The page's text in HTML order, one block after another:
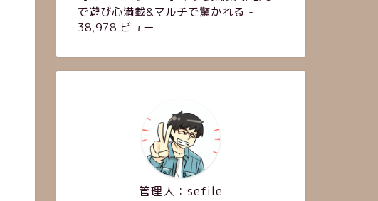
で遊び心満載&マルチで驚かれる -
38,978 ビュー
管理人：sefile